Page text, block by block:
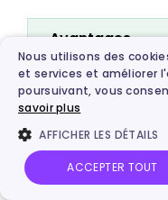
Avantages
Prise en charge
images).
Nous utilisons des
et services et améliorer
poursuivant, vous
savoir plus
AFFICHER LES DÉTAILS
ACCEPTER TOUT